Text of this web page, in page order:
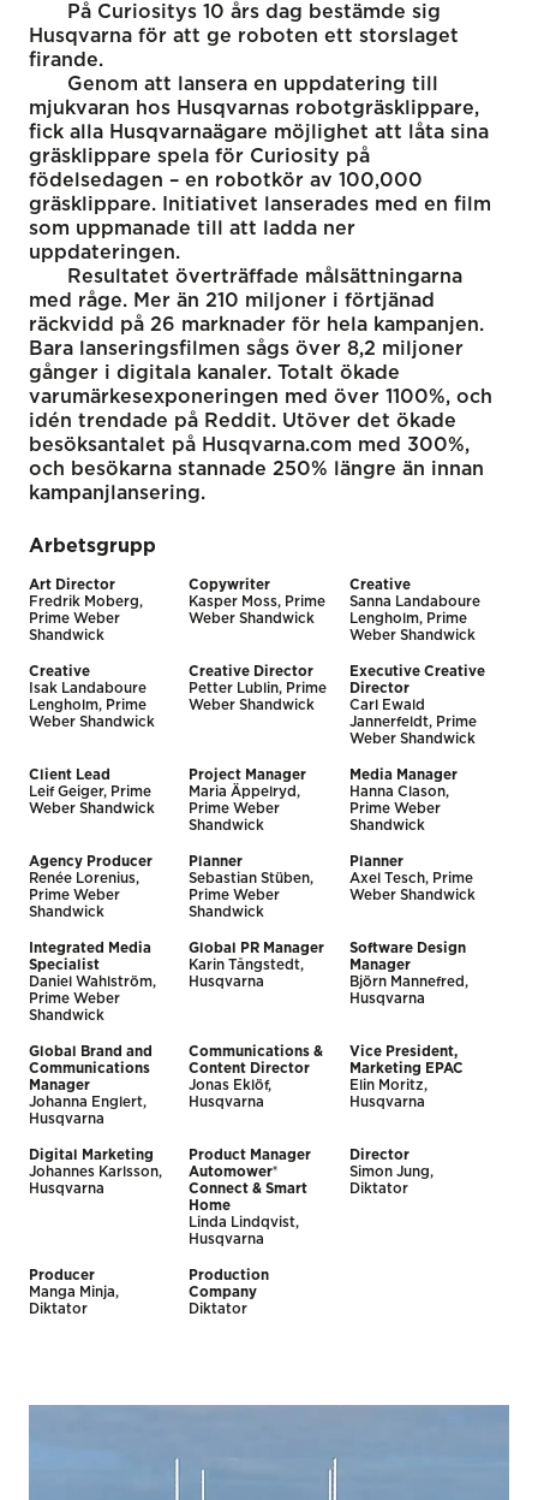
På Curiositys 10 års dag bestämde sig
Husqvarna för att ge roboten ett storslaget
firande.
Genom att lansera en uppdatering till
mjukvaran hos Husqvarnas robotgräsklippare,
fick alla Husqvarnaägare möjlighet att låta sina
gräsklippare spela för Curiosity på
födelsedagen – en robotkör av 100,000
gräsklippare. Initiativet lanserades med en film
som uppmanade till att ladda ner
uppdateringen.
Resultatet överträffade målsättningarna
med råge. Mer än 210 miljoner i förtjänad
räckvidd på 26 marknader för hela kampanjen.
Bara lanseringsfilmen sågs över 8,2 miljoner
gånger i digitala kanaler. Totalt ökade
varumärkesexponeringen med över 1100%, och
idén trendade på Reddit. Utöver det ökade
besöksantalet på Husqvarna.com med 300%,
och besökarna stannade 250% längre än innan
kampanjlansering.
Arbetsgrupp
Art Director
Fredrik Moberg,
Prime Weber
Shandwick
Copywriter
Kasper Moss, Prime
Weber Shandwick
Creative
Sanna Landaboure
Lengholm, Prime
Weber Shandwick
Creative
Isak Landaboure
Lengholm, Prime
Weber Shandwick
Creative Director
Petter Lublin, Prime
Weber Shandwick
Executive Creative
Director
Carl Ewald
Jannerfeldt, Prime
Weber Shandwick
Client Lead
Leif Geiger, Prime
Weber Shandwick
Project Manager
Maria Äppelryd,
Prime Weber
Shandwick
Media Manager
Hanna Clason,
Prime Weber
Shandwick
Agency Producer
Renée Lorenius,
Prime Weber
Shandwick
Planner
Sebastian Stüben,
Prime Weber
Shandwick
Planner
Axel Tesch, Prime
Weber Shandwick
Integrated Media
Specialist
Daniel Wahlström,
Prime Weber
Shandwick
Global PR Manager
Karin Tångstedt,
Husqvarna
Software Design
Manager
Björn Mannefred,
Husqvarna
Global Brand and
Communications
Manager
Johanna Englert,
Husqvarna
Communications &
Content Director
Jonas Eklöf,
Husqvarna
Vice President,
Marketing EPAC
Elin Moritz,
Husqvarna
Digital Marketing
Johannes Karlsson,
Husqvarna
Product Manager
Automower®
Connect & Smart
Home
Linda Lindqvist,
Husqvarna
Director
Simon Jung,
Diktator
Producer
Manga Minja,
Diktator
Production
Company
Diktator